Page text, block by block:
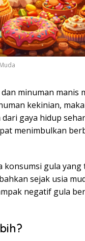
minuman manis
kekinian,
gaya hidup
menimbulkan
konsumsi gula
sejak usia
negatif gula